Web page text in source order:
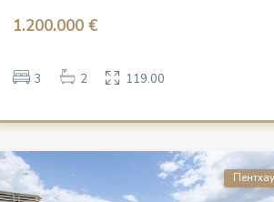
1.200.000 €
3 2 119.00